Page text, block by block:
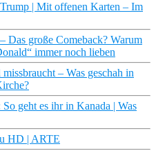
| Mit offenen Karten – Im
große Comeback? Warum
immer noch lieben
– Was geschah in
geht es ihr in Kanada | Was
HD | ARTE